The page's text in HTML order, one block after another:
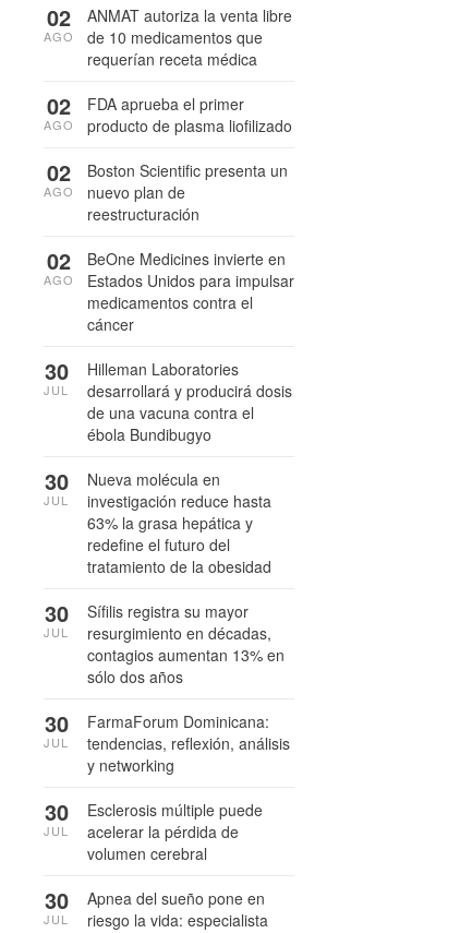
ANMAT autoriza la venta libre
de 10 medicamentos que
requerían receta médica
02
AGO
FDA aprueba el primer
producto de plasma liofilizado
02
AGO
Boston Scientific presenta un
nuevo plan de
reestructuración
02
AGO
BeOne Medicines invierte en
Estados Unidos para impulsar
medicamentos contra el
cáncer
02
AGO
Hilleman Laboratories
desarrollará y producirá dosis
de una vacuna contra el
ébola Bundibugyo
30
JUL
Nueva molécula en
investigación reduce hasta
63% la grasa hepática y
redefine el futuro del
tratamiento de la obesidad
30
JUL
Sífilis registra su mayor
resurgimiento en décadas,
contagios aumentan 13% en
sólo dos años
30
JUL
FarmaForum Dominicana:
tendencias, reflexión, análisis
y networking
30
JUL
Esclerosis múltiple puede
acelerar la pérdida de
volumen cerebral
30
JUL
Apnea del sueño pone en
riesgo la vida: especialista
30
JUL